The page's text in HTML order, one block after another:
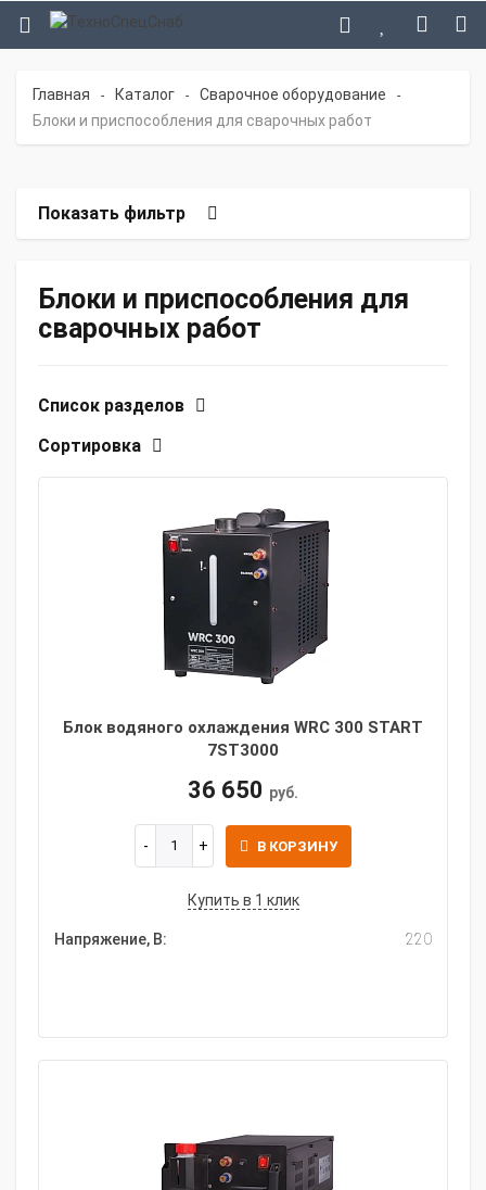
Главная - Каталог - Сварочное оборудование -
Блоки и приспособления для сварочных работ
Показать фильтр
Блоки и приспособления для
сварочных работ
Список разделов
Сортировка
Блок водяного охлаждения WRC 300 START
7ST3000
36 650 руб.
В КОРЗИНУ
Купить в 1 клик
Напряжение, В: 220